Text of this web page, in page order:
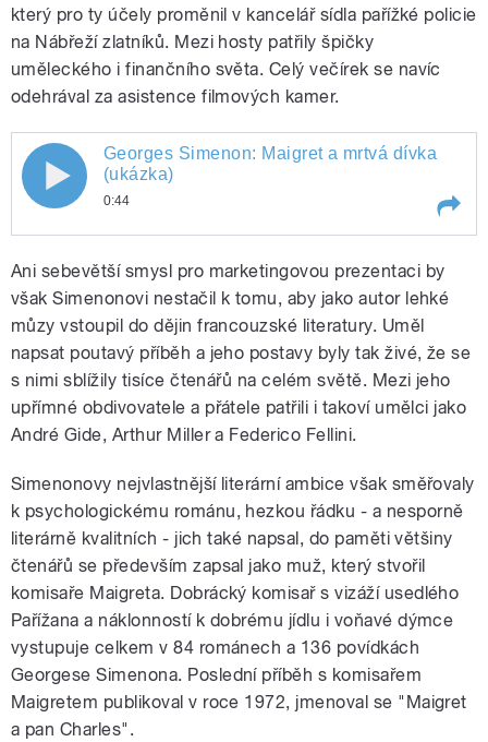
který pro ty účely proměnil v kancelář sídla pařížké policie
na Nábřeží zlatníků. Mezi hosty patřily špičky
uměleckého i finančního světa. Celý večírek se navíc
odehrával za asistence filmových kamer.
Georges Simenon: Maigret a mrtvá
dívka (ukázka)
Georges Simenon: Maigret a mrtvá dívka
(ukázka)
0:44
(ukázka)
Ani sebevětší smysl pro marketingovou prezentaci by
však Simenonovi nestačil k tomu, aby jako autor lehké
můzy vstoupil do dějin francouzské literatury. Uměl
napsat poutavý příběh a jeho postavy byly tak živé, že se
s nimi sblížily tisíce čtenářů na celém světě. Mezi jeho
upřímné obdivovatele a přátele patřili i takoví umělci jako
André Gide, Arthur Miller a Federico Fellini.
Simenonovy nejvlastnější literární ambice však směřovaly
k psychologickému románu, hezkou řádku - a nesporně
literárně kvalitních - jich také napsal, do paměti většiny
čtenářů se především zapsal jako muž, který stvořil
komisaře Maigreta. Dobrácký komisař s vizáží usedlého
Pařížana a náklonností k dobrému jídlu i voňavé dýmce
vystupuje celkem v 84 románech a 136 povídkách
Georgese Simenona. Poslední příběh s komisařem
Maigretem publikoval v roce 1972, jmenoval se "Maigret
a pan Charles".